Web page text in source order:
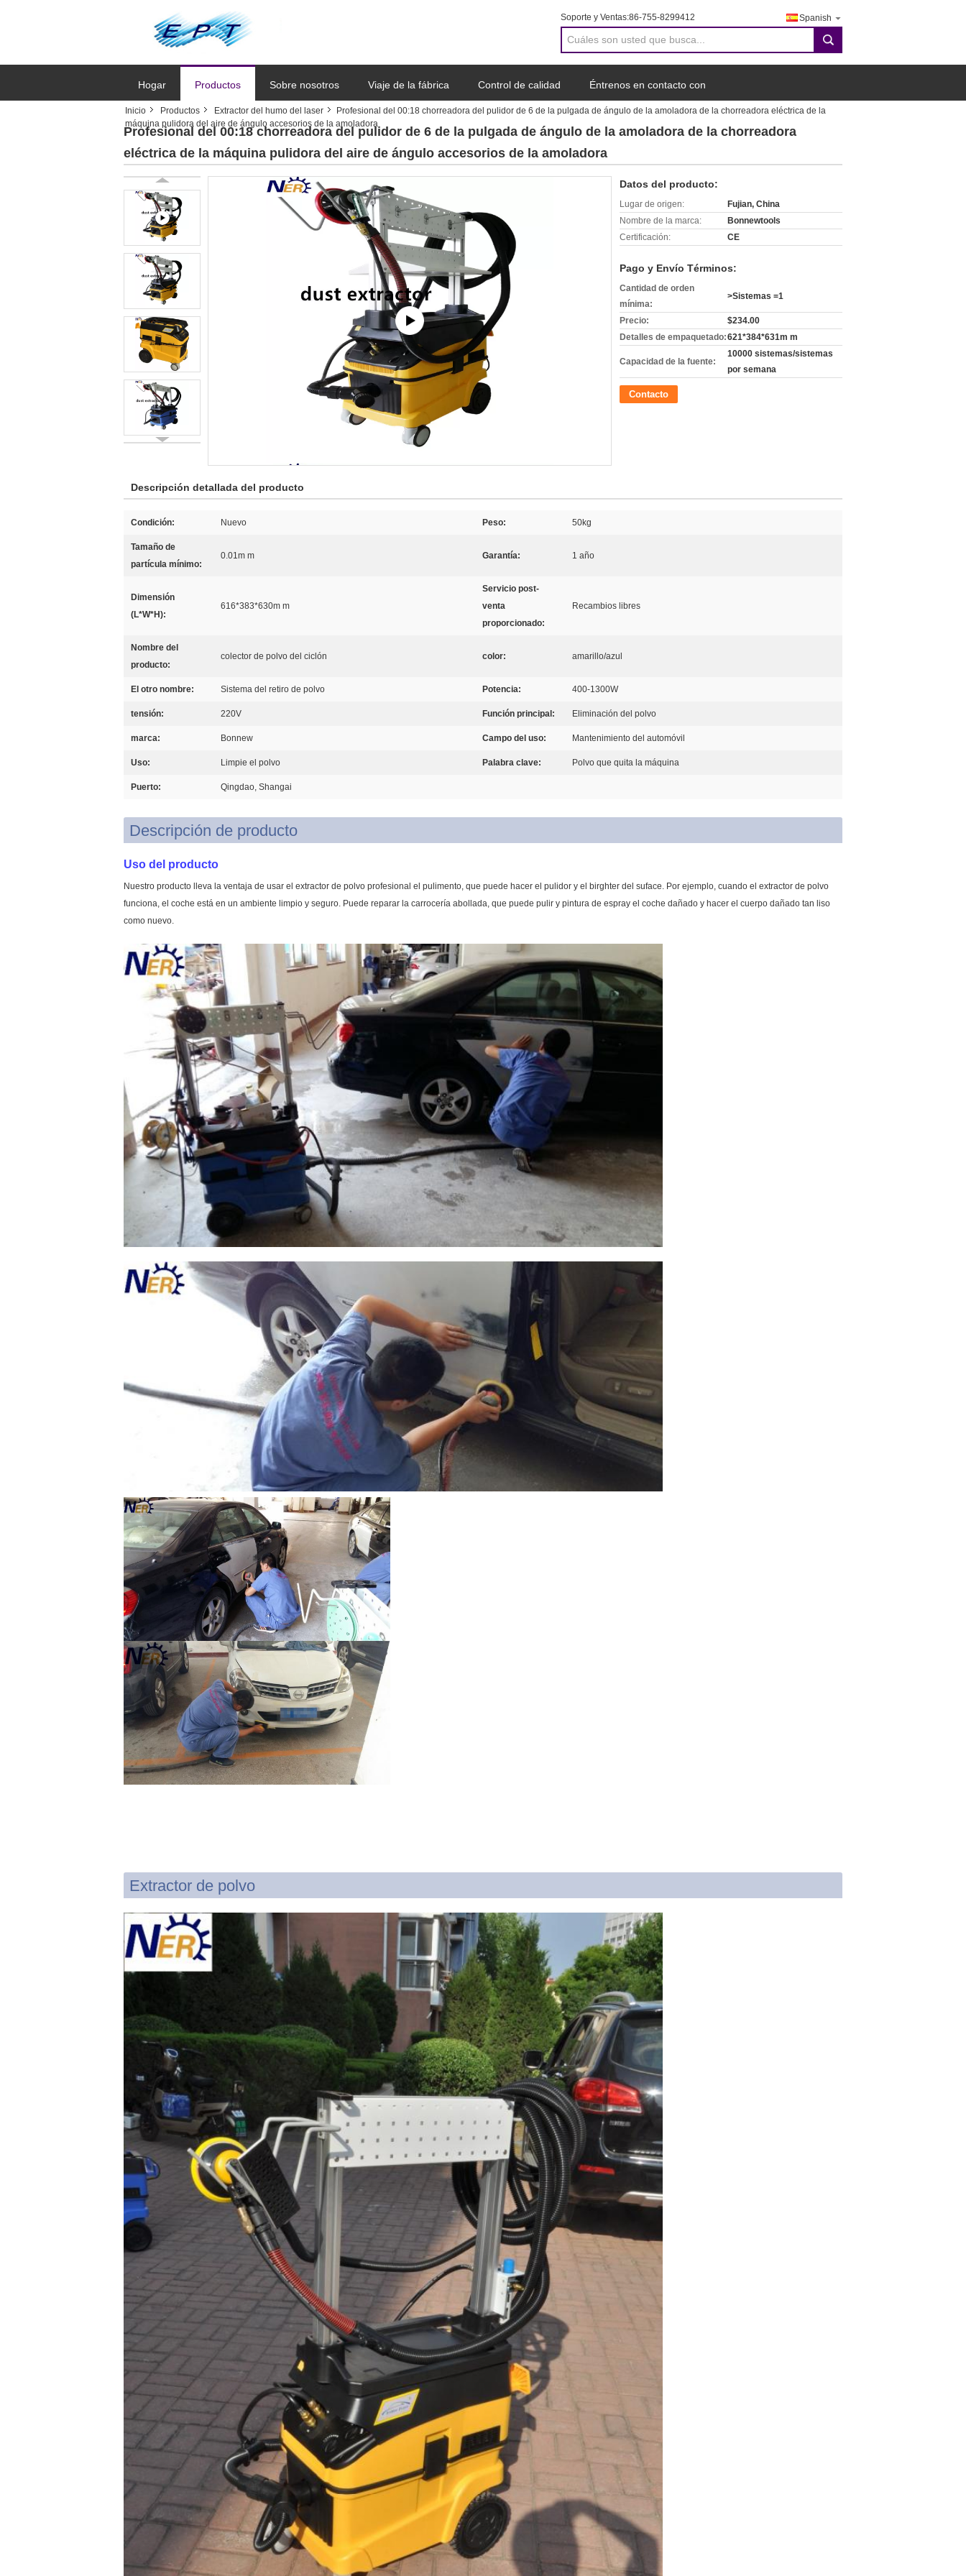
Soporte y Ventas:86-755-8299412 Spanish
search
Hogar Productos Sobre nosotros Viaje de la fábrica Control de calidad Éntrenos en contacto con
Solicitar una cotización
Inicio Productos Extractor del humo del laser
Profesional del 00:18 chorreadora del pulidor de 6 de la pulgada de ángulo de la amoladora de la chorreadora eléctrica de la
máquina pulidora del aire de ángulo accesorios de la amoladora
Profesional del 00:18 chorreadora del pulidor de 6 de la pulgada de ángulo de la amoladora de la chorreadora
eléctrica de la máquina pulidora del aire de ángulo accesorios de la amoladora
Datos del producto:
Lugar de origen:
Fujian, China
Nombre de la marca:
Bonnewtools
Certificación:
CE
Pago y Envío Términos:
Cantidad de orden
mínima:
>Sistemas =1
Precio:
$234.00
Detalles de empaquetado:621*384*631m m
Capacidad de la fuente:
10000 sistemas/sistemas
por semana
Contacto
Descripción detallada del producto
Condición: Nuevo Peso: 50kg
Tamaño de
partícula mínimo:
0.01m m Garantía: 1 año
Dimensión
(L*W*H):
616*383*630m m
Servicio post-
venta
proporcionado:
Recambios libres
Nombre del
producto:
colector de polvo del ciclón color: amarillo/azul
El otro nombre: Sistema del retiro de polvo Potencia: 400-1300W
tensión: 220V Función principal: Eliminación del polvo
marca: Bonnew Campo del uso: Mantenimiento del automóvil
Uso: Limpie el polvo Palabra clave: Polvo que quita la máquina
Puerto: Qingdao, Shangai
Descripción de producto
Uso del producto
Nuestro producto lleva la ventaja de usar el extractor de polvo profesional el pulimento, que puede hacer el pulidor y el birghter del suface. Por ejemplo, cuando el extractor de polvo
funciona, el coche está en un ambiente limpio y seguro. Puede reparar la carrocería abollada, que puede pulir y pintura de espray el coche dañado y hacer el cuerpo dañado tan liso
como nuevo.
Extractor de polvo